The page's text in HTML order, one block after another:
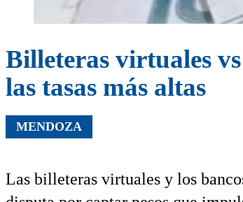
Billeteras virtuales
las tasas más altas
MENDOZA
Las billeteras virtuales y los